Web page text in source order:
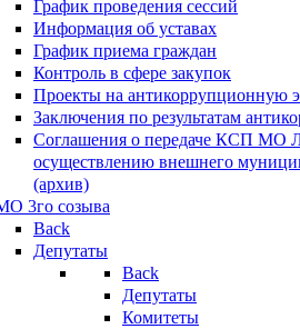
График проведения сессий
Информация об уставах
График приема граждан
Контроль в сфере закупок
Проекты на антикоррупционную
Заключения по результатам
Соглашения о передаче КСП МО
осуществлению внешнего
(архив)
3го созыва
Back
Депутаты
Back
Депутаты
Комитеты